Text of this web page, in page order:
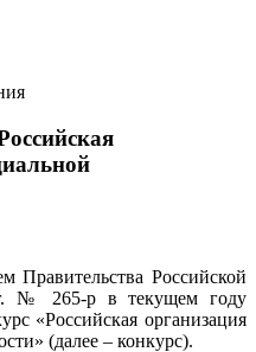
Правительства Российской
№ 265-р в текущем году
«Российская организация
(далее – конкурс).